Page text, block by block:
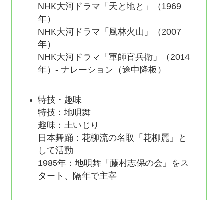
NHK大河ドラマ「天と地と」（1969
年）
NHK大河ドラマ「風林火山」（2007
年）
NHK大河ドラマ「軍師官兵衛」（2014
年）- ナレーション（途中降板）
特技・趣味
特技：地唄舞
趣味：土いじり
日本舞踊：花柳流の名取「花柳麗」と
して活動
1985年：地唄舞「藤村志保の会」をス
タート、隔年で主宰